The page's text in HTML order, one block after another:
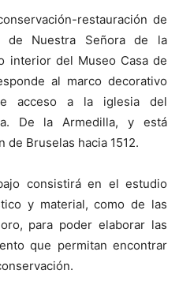
restauración de
de Nuestra Señora de la
interior del Museo Casa de
al marco decorativo
acceso a la iglesia del
De la Armedilla, y está
de Bruselas hacia 1512.
consistirá en el estudio
y material, como de las
para poder elaborar las
que permitan encontrar